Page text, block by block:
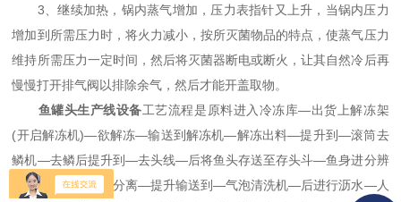
3、继续加热，锅内蒸气增加，压力表指针又上升，当锅内压力
增加到所需压力时，将火力减小，按所灭菌物品的特点，使蒸气压力
维持所需压力一定时间，然后将灭菌器断电或断火，让其自然冷后再
慢慢打开排气阀以排除余气，然后才能开盖取物。
鱼罐头生产线设备工艺流程是原料进入冷冻库—出货上解冻架
(开启解冻机)—欲解冻—输送到解冻机—解冻出料—提升到—滚筒去
鳞机—去鳞后提升到—去头线—后将鱼头存送至存头斗—鱼身进分辨
去骨工序进行鱼骨分离—提升输送到—气泡清洗机—后进行沥水—人